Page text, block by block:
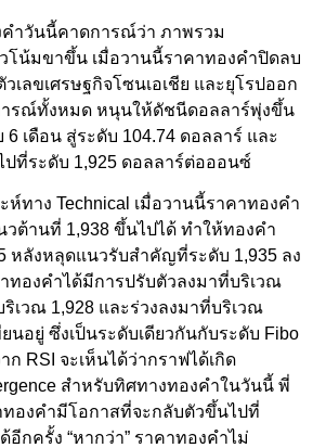
คำวันนี้คาดการณ์ว่า ภาพรวม
วโน้มขาขึ้น เมื่อวานนี้ราคาทองคำปิดลบ
เลขเศรษฐกิจโซนเอเชีย และยุโรปออก
รณ์ทั้งหมด หนุนให้ดัชนีดอลลาร์พุ่งขึ้น
เดือน สู่ระดับ 104.74 ดอลลาร์ และ
ที่ระดับ 1,925 ดอลลาร์ต่อออนซ์
ห์ทาง Technical เมื่อวานนี้ราคาทองคำ
ต้านที่ 1,938 ขึ้นไปได้ ทำให้ทองคำ
หลังหลุดแนวรับสำคัญที่ระดับ 1,935 ลง
ทองคำได้มีการปรับตัวลงมาที่บริเวณ
เวณ 1,928 และร่วงลงมาที่บริเวณ
ยนอยู่ ซึ่งเป็นระดับเดียวกันกับระดับ Fibo
ก RSI จะเห็นได้ว่ากราฟได้เกิด
สำหรับทิศทางทองคำในวันนี้ พี่
องคำมีโอกาสที่จะกลับตัวขึ้นไปที่
อีกครั้ง “หากว่า” ราคาทองคำไม่